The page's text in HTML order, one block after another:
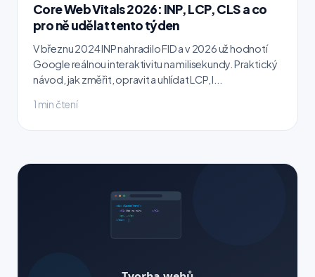
Core Web Vitals 2026: INP, LCP, CLS a co
pro ně udělat tento týden
V březnu 2024 INP nahradilo FID a v 2026 už hodnotí
Google reálnou interaktivitu na milisekundy. Praktický
návod, jak změřit, opravit a uhlídat LCP, I...
1 min čtení